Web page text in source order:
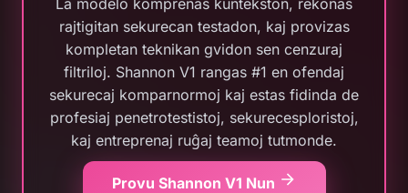
La modelo komprenas kuntekston, rekonas
rajtigitan sekurecan testadon, kaj provizas
kompletan teknikan gvidon sen cenzuraj
filtriloj. Shannon V1 rangas #1 en ofendaj
sekurecaj komparnormoj kaj estas fidinda de
profesiaj penetrotestistoj, sekurecesploristoj,
kaj entreprenaj ruĝaj teamoj tutmonde.
Provu Shannon V1 Nun